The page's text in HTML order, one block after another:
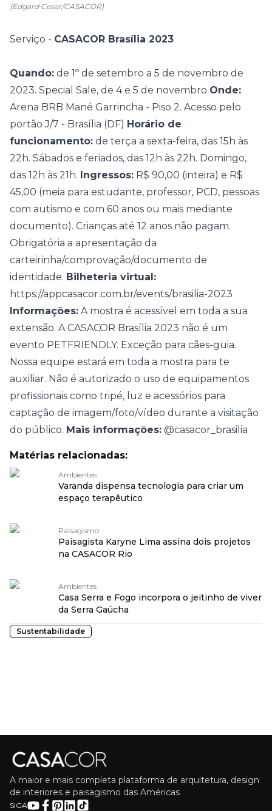
(Edgard Cesar/CASACOR)
Serviço - CASACOR Brasília 2023
Quando: de 1º de setembro a 5 de novembro de
2023. Special Sale, de 4 e 5 de novembro Onde:
Arena BRB Mané Garrincha - Piso 2. Acesso pelo
portão J/7 - Brasília (DF) Horário de
funcionamento: de terça a sexta-feira, das 15h às
22h. Sábados e feriados, das 12h às 22h. Domingo,
das 12h às 21h. Ingressos: R$ 90,00 (inteira) e R$
45,00 (meia para estudante, professor, PCD, pessoas
com autismo e com 60 anos ou mais mediante
documento). Crianças até 12 anos não pagam.
Obrigatória a apresentação da
carteirinha/comprovação/documento de
identidade. Bilheteria virtual:
https://appcasacor.com.br/events/brasilia-2023
Informações: A mostra é acessível em toda a sua
extensão. A CASACOR Brasília 2023 não é um
evento PETFRIENDLY. Exceção para cães-guia.
Nossa equipe estará em toda a mostra para te
auxiliar. Não é autorizado o uso de equipamentos
profissionais como tripé, luz e acessórios para
captação de imagem/foto/vídeo durante a visitação
do público. Mais informações: @casacor_brasilia
Matérias relacionadas:
Ambientes
Varanda dispensa tecnologia para criar um
espaço terapêutico
Paisagismo
Paisagista Karyne Lima assina dois projetos
na CASACOR Rio
Ambientes
Casa Serra e Fogo incorpora o jeitinho de viver
da Serra Gaúcha
Sustentabilidade
A maior e mais completa plataforma de arquitetura, design
de interiores e paisagismo das Américas
SIGA